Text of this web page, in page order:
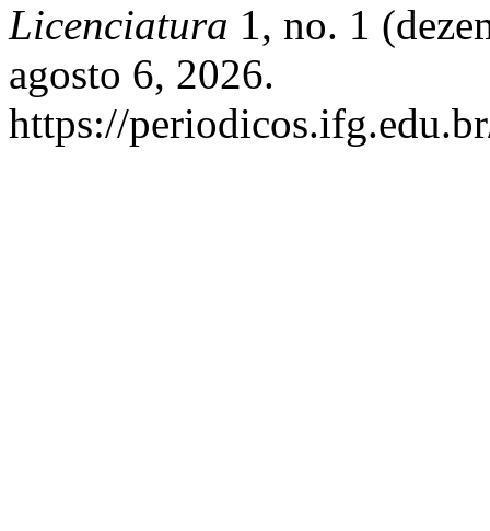
Licenciatura 1, no. 1
agosto 6, 2026.
https://